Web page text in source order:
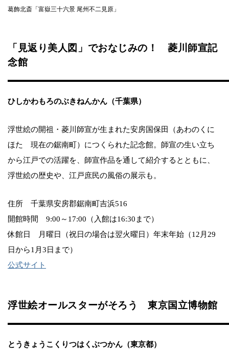
葛飾北斎「富嶽三十六景 尾州不二見原」
「見返り美人図」でおなじみの！ 菱川師宣記
念館
ひしかわもろのぶきねんかん（千葉県）
浮世絵の開祖・菱川師宣が生まれた安房国保田（あわのくに
ほた 現在の鋸南町）につくられた記念館。師宣の生い立ち
から江戸での活躍を、師宣作品を通して紹介するとともに、
浮世絵の歴史や、江戸庶民の風俗の展示も。
住所 千葉県安房郡鋸南町吉浜516
開館時間 9:00～17:00（入館は16:30まで）
休館日 月曜日（祝日の場合は翌火曜日）年末年始（12月29
日から1月3日まで）
公式サイト
浮世絵オールスターがそろう 東京国立博物館
とうきょうこくりつはくぶつかん（東京都）